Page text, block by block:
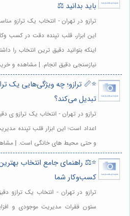
باید بدانید ⚖️
ترازو در تهران - انتخاب یک ترازو
این ابزار، قلب تپنده دقت در کسب
اینکه بتوانید دقیق ترین انتخاب را
نیازسنجی دقیق انجام. | مشاهده و
⭐️📏 ترازو؛ چه ویژگی‌هایی یک
تبدیل می‌کند؟
ترازو در تهران - انتخاب یک ترازو ی
اعداد است؛ این ابزار قلب تپنده
و حتی محیط های خانگی است. |
⭐️⚖️ راهنمای جامع انتخاب
کسب‌وکار شما
ترازو در تهران - انتخاب یک ترازو
ستون فقرات مدیریت موجودی و